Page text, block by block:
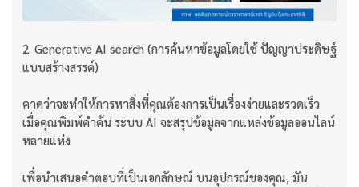
2. Generative AI search (การค้นหาข้อมูลโดยใช้ ปัญญาประดิษฐ์
แบบสร้างสรรค์)
คาดว่าจะทำให้การหาสิ่งที่คุณต้องการเป็นเรื่องง่ายและรวดเร็ว
เมื่อคุณพิมพ์คำค้น ระบบ AI จะสรุปข้อมูลจากแหล่งข้อมูลออนไลน์
หลายแห่ง
เพื่อนำเสนอคำตอบที่เป็นเอกลักษณ์ บนอุปกรณ์ของคุณ, มัน